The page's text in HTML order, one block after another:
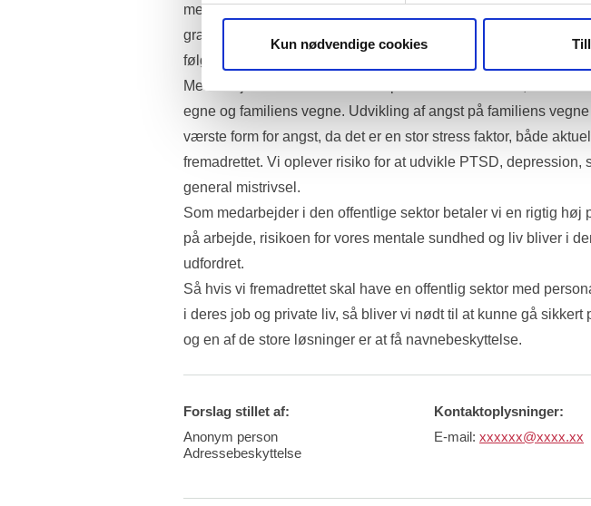
Kun nødvendige cookies
medier. Der er desværre ingen grænser for, hvor man kan
grænseløse adfærd, som også i ét dokumenteret tilfælde har
følge.
Medarbejdere der møder trusler på livet eller familien, udvikler
egne og familiens vegne. Udvikling af angst på familiens vegne
værste form for angst, da det er en stor stress faktor, både
fremadrettet. Vi oplever risiko for at udvikle PTSD, depression,
general mistrivsel.
Som medarbejder i den offentlige sektor betaler vi en rigtig høj
på arbejde, risikoen for vores mentale sundhed og liv bliver i
udfordret.
Så hvis vi fremadrettet skal have en offentlig sektor med
i deres job og private liv, så bliver vi nødt til at kunne gå sikkert
og en af de store løsninger er at få navnebeskyttelse.
Forslag stillet af:
Kontaktoplysninger:
Anonym person
Adressebeskyttelse
E-mail: xxxxxx@xxxx.xx